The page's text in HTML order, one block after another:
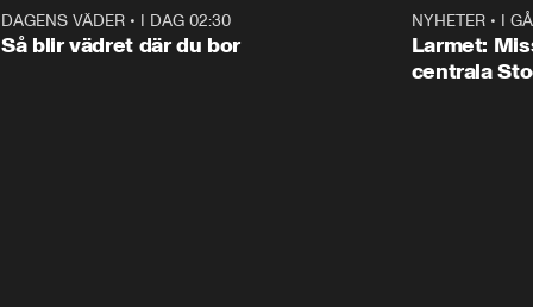
DAGENS VÄDER • I DAG 02:30
Så blir vädret där du bor
NYHETER• I
Larmet:
centrala